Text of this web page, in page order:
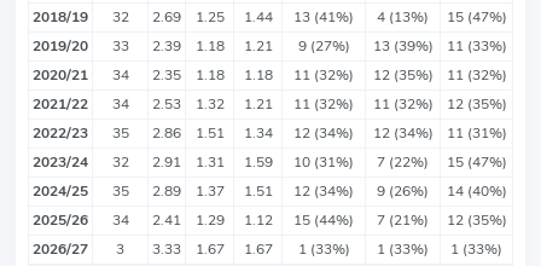
2018/19
32 2.69 1.25 1.44 13 (41%) 4 (13%)
15 (47%)
2019/20
33 2.39 1.18 1.21 9 (27%) 13 (39%)
11 (33%)
2020/21
34 2.35 1.18 1.18 11 (32%) 12 (35%)
11 (32%)
2021/22
34 2.53 1.32 1.21 11 (32%) 11 (32%)
12 (35%)
2022/23
35 2.86 1.51 1.34 12 (34%) 12 (34%)
11 (31%)
2023/24
32 2.91 1.31 1.59 10 (31%) 7 (22%)
15 (47%)
2024/25
35 2.89 1.37 1.51 12 (34%) 9 (26%)
14 (40%)
2025/26
34 2.41 1.29 1.12 15 (44%) 7 (21%)
12 (35%)
2026/27
3 3.33 1.67 1.67 1 (33%) 1 (33%)
1 (33%)